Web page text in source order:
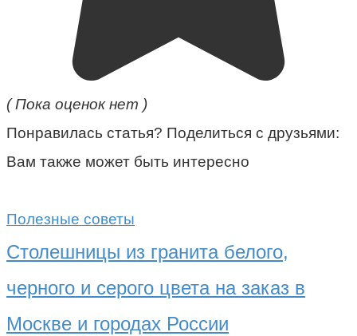
( Пока оценок нет )
Понравилась статья? Поделиться с друзьями:
Вам также может быть интересно
Полезные советы
Столешницы из гранита белого,
черного и серого цвета на заказ в
Москве и городах России